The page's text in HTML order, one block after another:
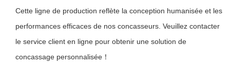
Cette ligne de production reflète la conception humanisée et les
performances efficaces de nos concasseurs. Veuillez contacter
le service client en ligne pour obtenir une solution de
concassage personnalisée！